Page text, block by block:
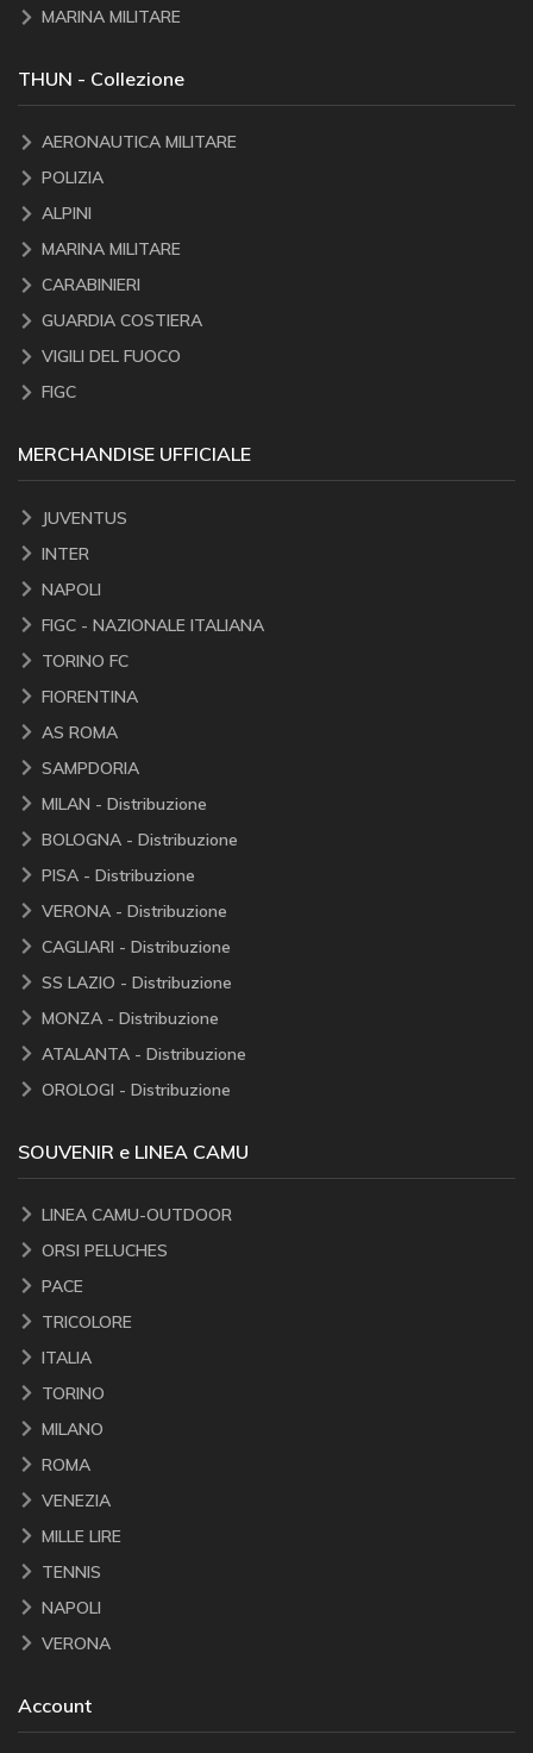
MARINA MILITARE
THUN - Collezione
AERONAUTICA MILITARE
POLIZIA
ALPINI
MARINA MILITARE
CARABINIERI
GUARDIA COSTIERA
VIGILI DEL FUOCO
FIGC
MERCHANDISE UFFICIALE
JUVENTUS
INTER
NAPOLI
FIGC - NAZIONALE ITALIANA
TORINO FC
FIORENTINA
AS ROMA
SAMPDORIA
MILAN - Distribuzione
BOLOGNA - Distribuzione
PISA - Distribuzione
VERONA - Distribuzione
CAGLIARI - Distribuzione
SS LAZIO - Distribuzione
MONZA - Distribuzione
ATALANTA - Distribuzione
OROLOGI - Distribuzione
SOUVENIR e LINEA CAMU
LINEA CAMU-OUTDOOR
ORSI PELUCHES
PACE
TRICOLORE
ITALIA
TORINO
MILANO
ROMA
VENEZIA
MILLE LIRE
TENNIS
NAPOLI
VERONA
Account